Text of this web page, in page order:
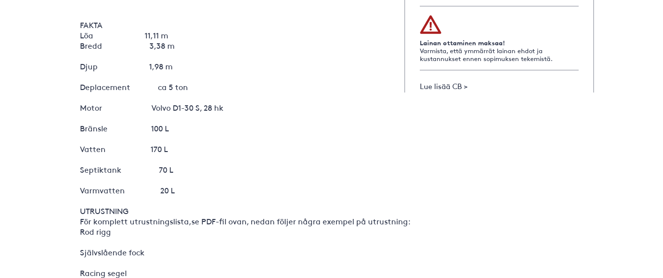
FAKTA
Löa 11,11 m
Bredd 3,38 m
Djup 1,98 m
Deplacement ca 5 ton
Motor Volvo D1-30 S, 28 hk
Bränsle 100 L
Vatten 170 L
Septiktank 70 L
Varmvatten 20 L
UTRUSTNING
För komplett utrustningslista,se PDF-fil ovan, nedan följer några exempel på utrustning:
Rod rigg
Självslående fock
Racing segel
Lainan ottaminen maksaa!
Varmista, että ymmärrät lainan ehdot ja
kustannukset ennen sopimuksen tekemistä.
Lue lisää CB >